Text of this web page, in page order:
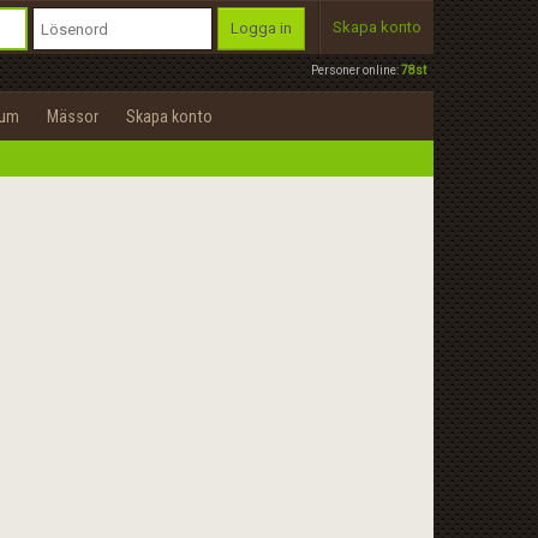
Personer online:78st
Logga in Skapa konto
Mässor Skapa konto